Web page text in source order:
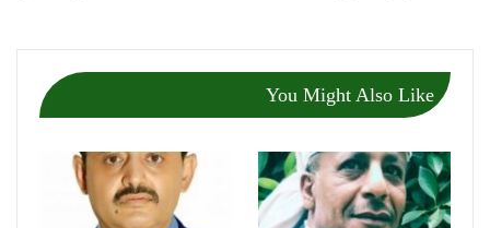
You Might Also Like